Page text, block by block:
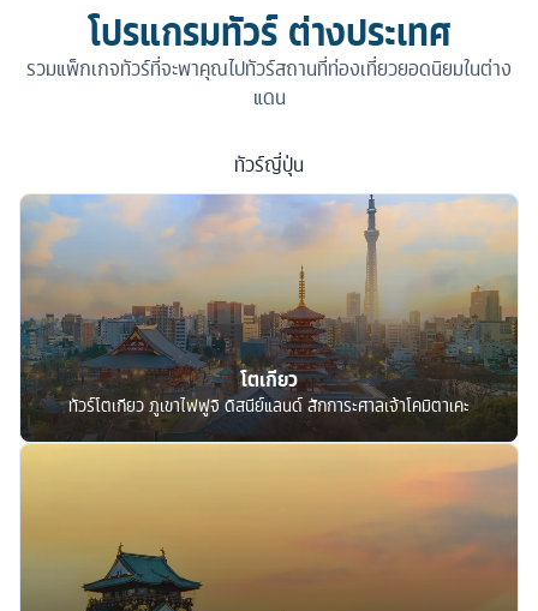
โปรแกรมทัวร์ ต่างประเทศ
รวมแพ็กเกจทัวร์ที่จะพาคุณไปทัวร์สถานที่ท่องเที่ยวยอดนิยมในต่าง
แดน
ทัวร์ญี่ปุ่น
โตเกียว
ทัวร์โตเกียว ภูเขาไฟฟูจิ ดิสนีย์แลนด์ สักการะศาลเจ้าโคมิตาเคะ